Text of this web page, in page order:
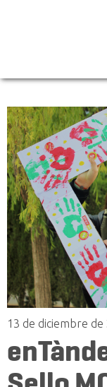
13 de diciembre de